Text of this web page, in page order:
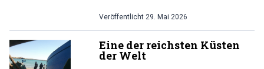
Veröffentlicht 29. Mai 2026
Eine der reichsten Küsten
der Welt